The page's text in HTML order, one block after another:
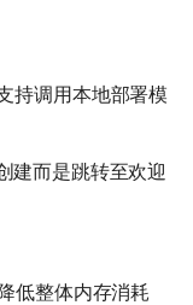
持调用本地部署模
建而是跳转至欢迎
低整体内存消耗